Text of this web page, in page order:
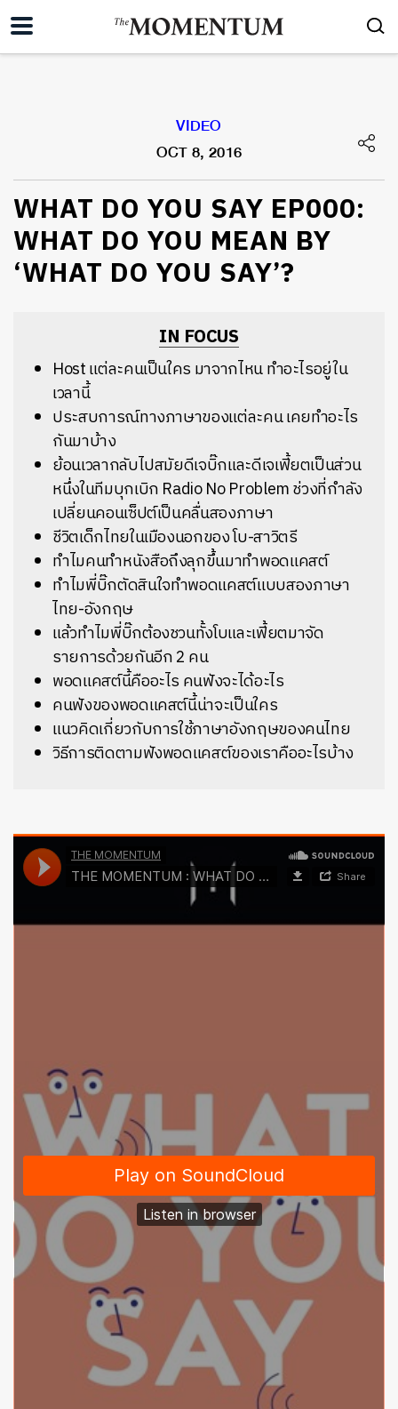
VIDEO
OCT 8, 2016
WHAT DO YOU SAY EP000:
WHAT DO YOU MEAN BY
‘WHAT DO YOU SAY’?
IN FOCUS
Host แต่ละคนเป็นใคร มาจากไหน ทำอะไรอยู่ใน
เวลานี้
ประสบการณ์ทางภาษาของแต่ละคน เคยทำอะไร
กันมาบ้าง
ย้อนเวลากลับไปสมัยดีเจบิ๊กและดีเจเฟี้ยตเป็นส่วน
หนึ่งในทีมบุกเบิก Radio No Problem ช่วงที่กำลัง
เปลี่ยนคอนเซ็ปต์เป็นคลื่นสองภาษา
ชีวิตเด็กไทยในเมืองนอกของ โบ-สาวิตรี
ทำไมคนทำหนังสือถึงลุกขึ้นมาทำพอดแคสต์
ทำไมพี่บิ๊กตัดสินใจทำพอดแคสต์แบบสองภาษา
ไทย-อังกฤษ
แล้วทำไมพี่บิ๊กต้องชวนทั้งโบและเฟี้ยตมาจัด
รายการด้วยกันอีก 2 คน
พอดแคสต์นี้คืออะไร คนฟังจะได้อะไร
คนฟังของพอดแคสต์นี้น่าจะเป็นใคร
แนวคิดเกี่ยวกับการใช้ภาษาอังกฤษของคนไทย
วิธีการติดตามฟังพอดแคสต์ของเราคืออะไรบ้าง